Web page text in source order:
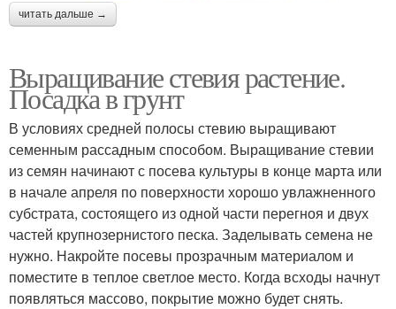
читать дальше →
Выращивание стевия растение.
Посадка в грунт
В условиях средней полосы стевию выращивают
семенным рассадным способом. Выращивание стевии
из семян начинают с посева культуры в конце марта или
в начале апреля по поверхности хорошо увлажненного
субстрата, состоящего из одной части перегноя и двух
частей крупнозернистого песка. Заделывать семена не
нужно. Накройте посевы прозрачным материалом и
поместите в теплое светлое место. Когда всходы начнут
появляться массово, покрытие можно будет снять.